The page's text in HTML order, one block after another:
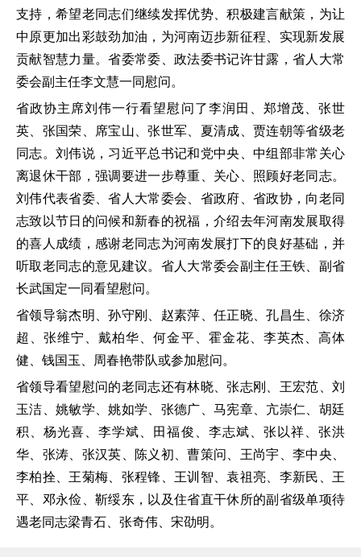
支持，希望老同志们继续发挥优势、积极建言献策，为让
中原更加出彩鼓劲加油，为河南迈步新征程、实现新发展
贡献智慧力量。省委常委、政法委书记许甘露，省人大常
委会副主任李文慧一同慰问。
省政协主席刘伟一行看望慰问了李润田、郑增茂、张世
英、张国荣、席宝山、张世军、夏清成、贾连朝等省级老
同志。刘伟说，习近平总书记和党中央、中组部非常关心
离退休干部，强调要进一步尊重、关心、照顾好老同志。
刘伟代表省委、省人大常委会、省政府、省政协，向老同
志致以节日的问候和新春的祝福，介绍去年河南发展取得
的喜人成绩，感谢老同志为河南发展打下的良好基础，并
听取老同志的意见建议。省人大常委会副主任王铁、副省
长武国定一同看望慰问。
省领导翁杰明、孙守刚、赵素萍、任正晓、孔昌生、徐济
超、张维宁、戴柏华、何金平、霍金花、李英杰、高体
健、钱国玉、周春艳带队或参加慰问。
省领导看望慰问的老同志还有林晓、张志刚、王宏范、刘
玉洁、姚敏学、姚如学、张德广、马宪章、亢崇仁、胡廷
积、杨光喜、李学斌、田福俊、李志斌、张以祥、张洪
华、张涛、张汉英、陈义初、曹策问、王尚宇、李中央、
李柏拴、王菊梅、张程锋、王训智、袁祖亮、李新民、王
平、邓永俭、靳绥东，以及住省直干休所的副省级单项待
遇老同志梁青石、张奇伟、宋劭明。